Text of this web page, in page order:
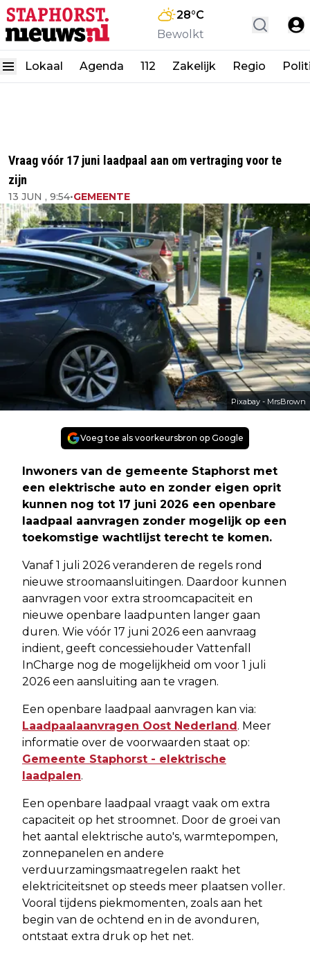
28°C
Bewolkt
Lokaal Agenda 112 Zakelijk Regio
Vraag vóór 17 juni laadpaal aan om vertraging voor te
zijn
13 JUN , 9:54•GEMEENTE
Pixabay - MrsBrown
Voeg toe als voorkeursbron op Google
Inwoners van de gemeente Staphorst met
een elektrische auto en zonder eigen oprit
kunnen nog tot 17 juni 2026 een openbare
laadpaal aanvragen zonder mogelijk op een
toekomstige wachtlijst terecht te komen.
Vanaf 1 juli 2026 veranderen de regels rond
nieuwe stroomaansluitingen. Daardoor kunnen
aanvragen voor extra stroomcapaciteit en
nieuwe openbare laadpunten langer gaan
duren. Wie vóór 17 juni 2026 een aanvraag
indient, geeft concessiehouder Vattenfall
InCharge nog de mogelijkheid om voor 1 juli
2026 een aansluiting aan te vragen.
Een openbare laadpaal aanvragen kan via:
Laadpaalaanvragen Oost Nederland. Meer
informatie over de voorwaarden staat op:
Gemeente Staphorst - elektrische
laadpalen.
Een openbare laadpaal vraagt vaak om extra
capaciteit op het stroomnet. Door de groei van
het aantal elektrische auto's, warmtepompen,
zonnepanelen en andere
verduurzamingsmaatregelen raakt het
elektriciteitsnet op steeds meer plaatsen voller.
Vooral tijdens piekmomenten, zoals aan het
begin van de ochtend en in de avonduren,
ontstaat extra druk op het net.